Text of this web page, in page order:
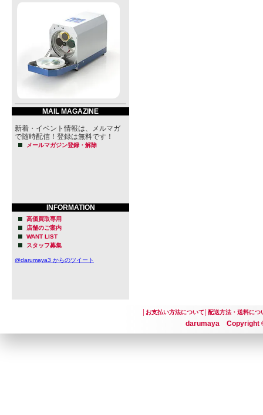
MAIL MAGAZINE
新着・イベント情報は、メルマガ
で随時配信！登録は無料です！
メールマガジン登録・解除
INFORMATION
高価買取専用
店舗のご案内
WANT LIST
スタッフ募集
@darumaya3 からのツイート
お支払い方法について│ 配送方法・送料につ
darumaya Copyright